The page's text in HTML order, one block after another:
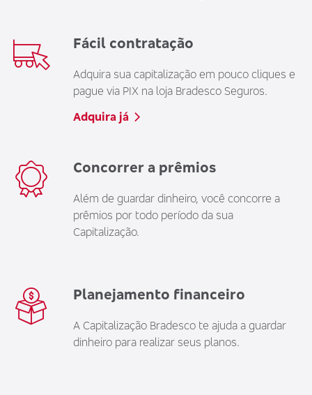
Fácil contratação
Adquira sua capitalização em pouco cliques e
pague via PIX na loja Bradesco Seguros.
Adquira já
Concorrer a prêmios
Além de guardar dinheiro, você concorre a
prêmios por todo período da sua
Capitalização.
Planejamento financeiro
A Capitalização Bradesco te ajuda a guardar
dinheiro para realizar seus planos.